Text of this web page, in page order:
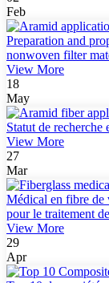
Feb
Preparation and
nonwoven filter
View More
18
May
Statut de recherche
View More
27
Mar
Médical en fibre de
pour le traitement
View More
29
Apr